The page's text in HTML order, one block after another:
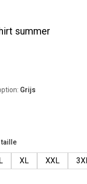
summer
Grijs
taille
XL XXL